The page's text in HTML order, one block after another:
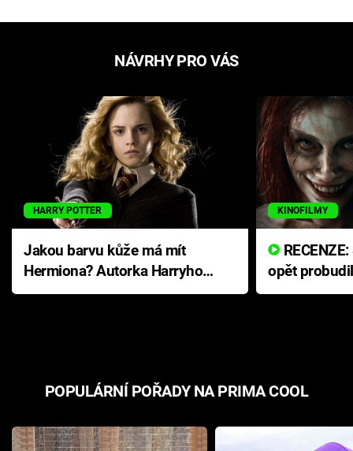
NÁVRHY PRO VÁS
HARRY POTTER
Jakou barvu kůže má mít
Hermiona? Autorka Harryho
Pottera přišla s ráznou
KINOFILMY
opět
přichází s
POPULÁRNÍ POŘADY NA PRIMA COOL